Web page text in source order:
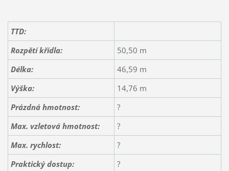
TTD:
Rozpětí křídla:
50,50 m
Délka:
46,59 m
Výška:
14,76 m
Prázdná hmotnost:
?
Max. vzletová hmotnost:
?
Max. rychlost:
?
Praktický dostup:
?